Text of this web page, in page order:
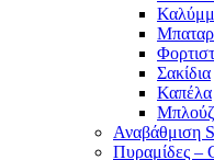
Σακίδια
Καπέλα
Αναβάθμιση
Πυραμίδες –